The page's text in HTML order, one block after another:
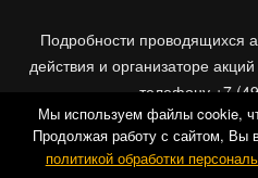
Подробности проводящихся
действия и организаторе
телефону +7
Главная Заказать
Мы используем файлы cookie,
Продолжая работу с сайтом, Вы
политикой обработки